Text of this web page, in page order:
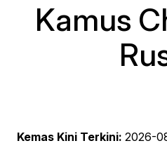
Kamus
Kemas Kini Terkini: 2026-